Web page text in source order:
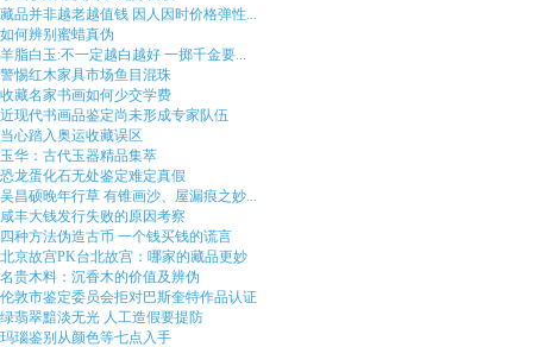
藏品并非越老越值钱 因人因时价格弹性...
如何辨别蜜蜡真伪
羊脂白玉:不一定越白越好 一掷千金要...
警惕红木家具市场鱼目混珠
收藏名家书画如何少交学费
近现代书画品鉴定尚未形成专家队伍
当心踏入奥运收藏误区
玉华：古代玉器精品集萃
恐龙蛋化石无处鉴定难定真假
吴昌硕晚年行草 有锥画沙、屋漏痕之妙...
咸丰大钱发行失败的原因考察
四种方法伪造古币 一个钱买钱的谎言
北京故宫PK台北故宫：哪家的藏品更妙
名贵木料：沉香木的价值及辨伪
伦敦市鉴定委员会拒对巴斯奎特作品认证
绿翡翠黯淡无光 人工造假要提防
玛瑙鉴别从颜色等七点入手